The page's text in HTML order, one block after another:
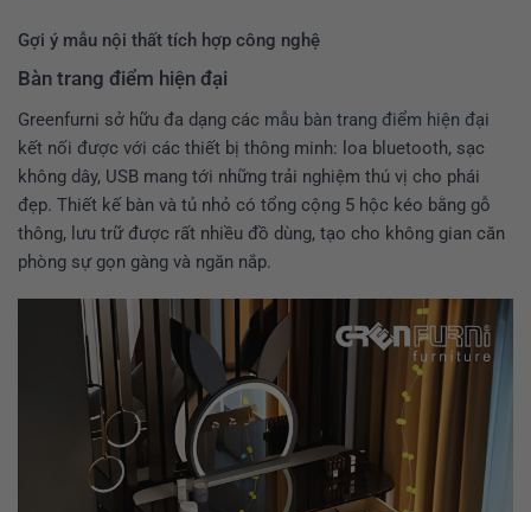
Gợi ý mẫu nội thất tích hợp công nghệ
Bàn trang điểm hiện đại
Greenfurni sở hữu đa dạng các mẫu bàn trang điểm hiện đại
kết nối được với các thiết bị thông minh: loa bluetooth, sạc
không dây, USB mang tới những trải nghiệm thú vị cho phái
đẹp. Thiết kế bàn và tủ nhỏ có tổng cộng 5 hộc kéo bằng gỗ
thông, lưu trữ được rất nhiều đồ dùng, tạo cho không gian căn
phòng sự gọn gàng và ngăn nắp.